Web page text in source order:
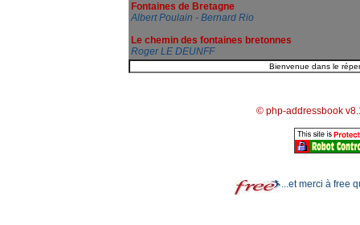
Fontaines de Bretagne
Albert Poulain - Bernard Rio
Le chemin des fontaines bretonnes
Roger LE DEUNFF
© php-addressbook
...et merci à free